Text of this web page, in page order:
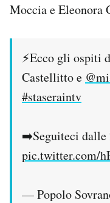
Moccia e Eleonora
⚡Ecco gli ospiti
Castellitto e
#staseraintv
➡️Seguiteci dalle
pic.twitter.com/
— Popolo